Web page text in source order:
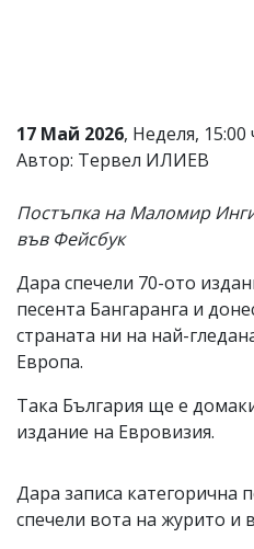
сигнализирайте
ни!
17 Май 2026, Неделя, 15:00
Автор: Тервел ИЛИЕВ
Постъпка на Маломир
във Фейсбук
Дара спечели 70-ото
песента Бангаранга и
страната ни на най-
Европа.
Така България ще е
издание на Евровизия.
Дара записа категорична
спечели вота на журито и